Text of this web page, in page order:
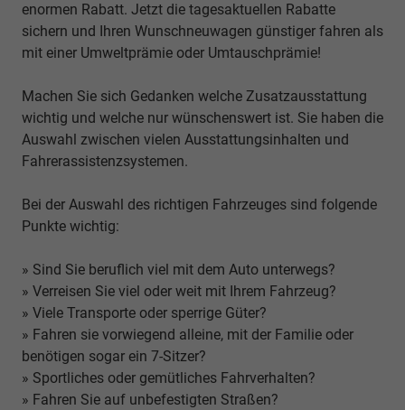
enormen Rabatt. Jetzt die tagesaktuellen Rabatte
sichern und Ihren Wunschneuwagen günstiger fahren als
mit einer Umweltprämie oder Umtauschprämie!
Machen Sie sich Gedanken welche Zusatzausstattung
wichtig und welche nur wünschenswert ist. Sie haben die
Auswahl zwischen vielen Ausstattungsinhalten und
Fahrerassistenzsystemen.
Bei der Auswahl des richtigen Fahrzeuges sind folgende
Punkte wichtig:
» Sind Sie beruflich viel mit dem Auto unterwegs?
» Verreisen Sie viel oder weit mit Ihrem Fahrzeug?
» Viele Transporte oder sperrige Güter?
» Fahren sie vorwiegend alleine, mit der Familie oder
benötigen sogar ein 7-Sitzer?
» Sportliches oder gemütliches Fahrverhalten?
» Fahren Sie auf unbefestigten Straßen?